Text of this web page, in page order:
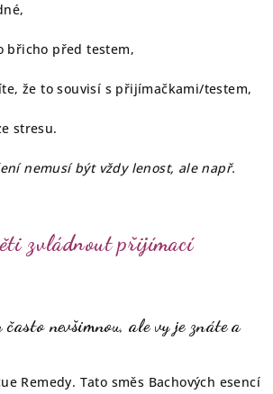
břicho před testem,
že to souvisí s přijímačkami/testem,
stresu.
nemusí být vždy lenost, ale např.
zvládnout přijímací
nevšimnou, ale vy je znáte a
Remedy. Tato směs Bachových esencí